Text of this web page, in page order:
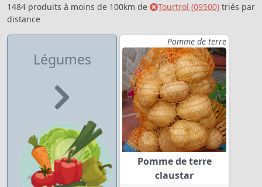
1484 produits à moins de 100km de Tourtrol (09500) triés par
distance
Légumes
Pomme de terre
Pomme de terre
claustar